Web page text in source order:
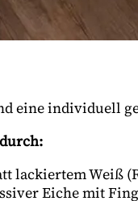
eine individuell
lackiertem Weiß
Eiche mit